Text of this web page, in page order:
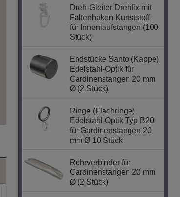
Dreh-Gleiter Drehfix mit
Faltenhaken Kunststoff
für Innenlaufstangen (100
Stück)
Endstücke Santo (Kappe)
Edelstahl-Optik für
Gardinenstangen 20 mm
Ø (2 Stück)
Ringe (Flachringe)
Edelstahl-Optik Typ B20
für Gardinenstangen 20
mm Ø 10 Stück
Rohrverbinder für
Gardinenstangen 20 mm
Ø (2 Stück)